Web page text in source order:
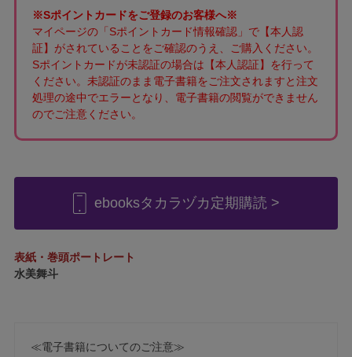
※Sポイントカードをご登録のお客様へ※
マイページの「Sポイントカード情報確認」で【本人認
証】がされていることをご確認のうえ、ご購入ください。
Sポイントカードが未認証の場合は【本人認証】を行って
ください。未認証のまま電子書籍をご注文されますと注文
処理の途中でエラーとなり、電子書籍の閲覧ができません
のでご注意ください。
ebooksタカラヅカ定期購読 >
表紙・巻頭ポートレート
水美舞斗
≪電子書籍についてのご注意≫